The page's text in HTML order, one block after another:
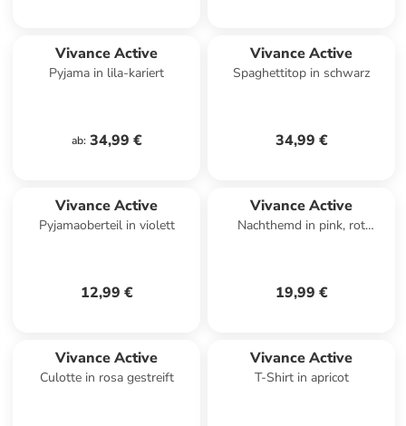
Vivance Active
Pyjama in lila-kariert
ab: 34,99 €
Vivance Active
Spaghettitop in schwarz
34,99 €
Vivance Active
Pyjamaoberteil in violett
12,99 €
Vivance Active
Nachthemd in pink, rot
19,99 €
Vivance Active
Culotte in rosa gestreift
Vivance Active
T-Shirt in apricot